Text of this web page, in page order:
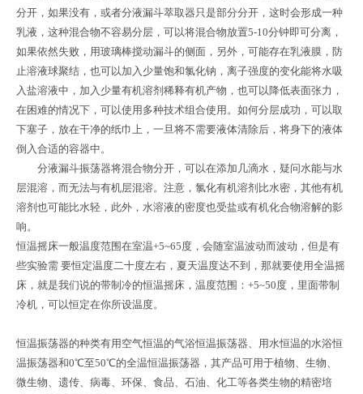
分开，如果没有，或者分液漏斗萃取器只是部分分开，这时会形成一种
乳液，这种混合物不容易分层，可以将混合物放置5-10分钟即可分离，
如果依然失败，用玻璃棒搅动漏斗的侧面，另外，可能存在乳液膜，防
止溶液球聚结，也可以加入少量饱和氯化钠，离子强度的变化能将水吸
入盐溶液中，加入少量有机溶剂稀释有机产物，也可以降低表面张力，
在困难的情况下，可以使用多种技术组合使用。如何分层成功，可以取
下塞子，放在干净的纸巾上，一旦将不需要液体清除后，将身下的液体
倒入合适的容器中。
分液漏斗振荡器将混合物分开，可以在添加几滴水，疑问水能与水
层混溶，而无法与有机层混溶。注意，氯化有机溶剂比水密，其他有机
溶剂也可能比水轻，此外，水溶液的密度也受盐或有机化合物溶解的影
响。
恒温摇床一般温度范围在室温+5~65度，会随室温波动而波动，但是有
些实验需 要恒定温度二十度左右，夏天温度达不到，那就要使用全温摇
床，就是我们说的带制冷的恒温摇床，温度范围：+5~50度，里面带制
冷机，可以恒定在你所设温度。
恒温振荡器的种类有用空气恒温的气浴恒温振荡器、用水恒温的水浴恒
温振荡器和0℃至50℃的全温恒温振荡器，其产品可用于植物、生物、
微生物、遗传、病毒、环保、食品、石油、化工等各类生物的精密培